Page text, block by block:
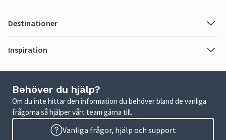
Destinationer
Inspiration
Behöver du hjälp?
Om du inte hittar den information du behöver bland de vanliga
frågorna så hjälper vårt team gärna till.
Vanliga frågor, hjälp och support